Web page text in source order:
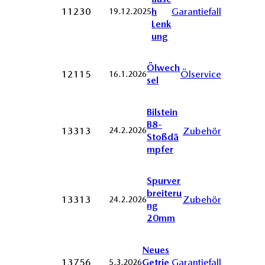
11230 19.12.2025h
Lenk
ung
Garantiefall
12115 16.1.2026
Ölwech
sel
Ölservice
13313 24.2.2026
Bilstein
B8-
Stoßdä
mpfer
Zubehör
13313 24.2.2026
Spurver
breiteru
ng
20mm
Zubehör
13756 5.3.2026
Neues
Getrie Garantiefall